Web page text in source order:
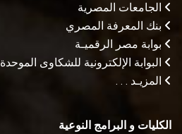
الجامعات المصرية
بنك المعرفة المصري
بوابة مصر الرقميـة
البوابة الإلكترونية للشكاوى الموحدة
المزيـد . . .
الكليات و البرامج النوعية